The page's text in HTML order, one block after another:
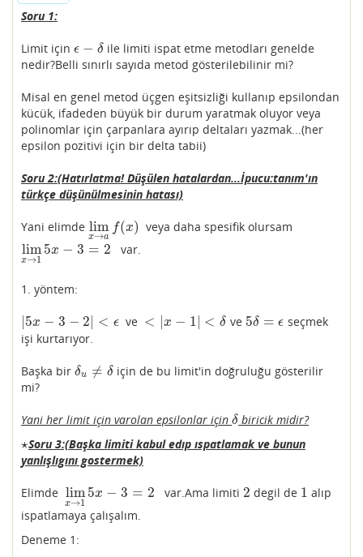
Soru 1:
Limit için ϵ − δ
ϵ−δ
ile limiti ispat etme metodları genelde
nedir?Belli sınırlı sayıda metod gösterilebilinir mi?
Misal en genel metod üçgen eşitsizliği kullanıp epsilondan
kücük, ifadeden büyük bir durum yaratmak oluyor veya
polinomlar için çarpanlara ayırıp deltaları yazmak...(her
epsilon pozitivi için bir delta tabii)
Soru 2:(Hatırlatma! Düşülen hatalardan...İpucu:tanım'ın
türkçe düşünülmesinin hatası)
Yani elimde lim
x→a
f(x)
limx →af(x veya daha spesifik olursam
lim
x→1
5x − 3 = 2
limx→1 5x −3 =2 var.
1. yöntem:
5x − 3 − 2 < ϵ
|5x −3−2 |< ve < x − 1 < δ
<| −1 |< δ ve 5δ = ϵ
5δ=ϵ
seçmek
işi kurtarıyor.
Başka bir δu ≠ δ
δu ≠δ
için de bu limit'in doğruluğu gösterilir
mi?
Yani her limit için varolan epsilonlar için δ
δ biricik midir?
⋆
⋆Soru 3:(Başka limiti kabul edıp ıspatlamak ve bunun
yanlışlıgını gostermek)
Elimde lim
x→1
5x − 3 = 2
limx→1 5x −3 =2 var.Ama limiti 2
2 degil de 1
1 alıp
ispatlamaya çalışalım.
Deneme 1: